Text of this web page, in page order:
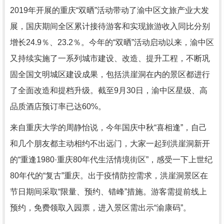
2019年开展的重庆“双晒”活动带动了渝中区文旅产业大发
展，国庆期间全区累计接待游客和实现旅游收入同比分别
增长24.9％、23.2％。今年的“双晒”活动启动以来，渝中区
又持续实施了一系列城市建设、改造、提升工程，不断巩
固全国文明城区建设成果，包括洪崖洞在内的景区都进行
了全面改造和提档升级。截至9月30日，渝中区星级、高
品质酒店预订率已达60%。
来自重庆大学的周静怡说，今年国庆中秋“喜相逢”，自己
和几个朋友都主动相约不出远门，大家一起到洪崖洞新开
的“重逢1980·重庆80年代生活情境街区”，感受一下上世纪
80年代的“复古”重庆。出于疫情防控需求，洪崖洞景区在
节日期间采取“限量、预约、错峰”措施。游客需提前线上
预约，免费领取入园票，进入景区需出示“渝康码”。